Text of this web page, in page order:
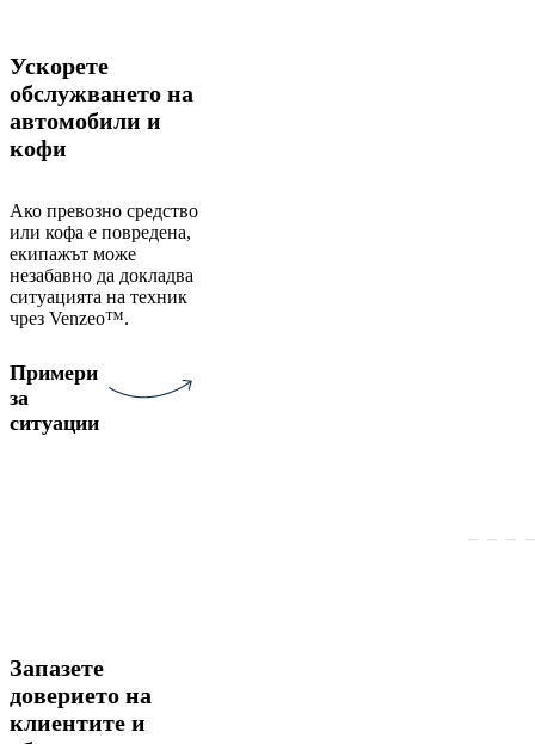
Ускорете
обслужването на
автомобили и
кофи
Ако превозно средство
или кофа е повредена,
екипажът може
незабавно да докладва
ситуацията на техник
чрез Venzeo™.
Примери
за
ситуации
Запазете
доверието на
клиентите и